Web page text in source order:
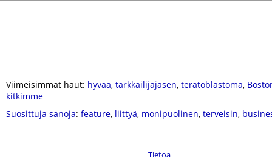
Viimeisimmät haut: hyvää, tarkkailijajäsen, teratoblastoma,
kitkimme
Suosittuja sanoja: feature, liittyä, monipuolinen, terveisin,
Tietoa